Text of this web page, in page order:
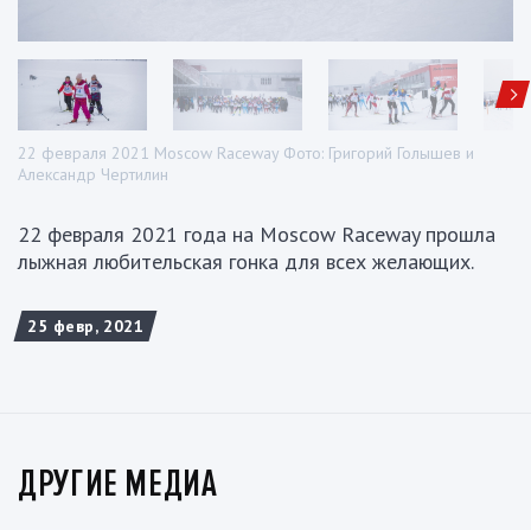
22 февраля 2021 Moscow Raceway Фото: Григорий Голышев и
Александр Чертилин
22 февраля 2021 года на Moscow Raceway прошла
лыжная любительская гонка для всех желающих.
25 февр, 2021
ДРУГИЕ МЕДИА